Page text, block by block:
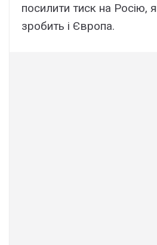
посилити тиск на Росію,
зробить і Європа.